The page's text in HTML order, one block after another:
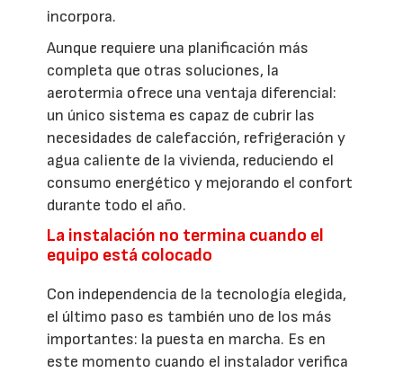
incorpora.
Aunque requiere una planificación más
completa que otras soluciones, la
aerotermia ofrece una ventaja diferencial:
un único sistema es capaz de cubrir las
necesidades de calefacción, refrigeración y
agua caliente de la vivienda, reduciendo el
consumo energético y mejorando el confort
durante todo el año.
La instalación no termina cuando el
equipo está colocado
Con independencia de la tecnología elegida,
el último paso es también uno de los más
importantes: la puesta en marcha. Es en
este momento cuando el instalador verifica